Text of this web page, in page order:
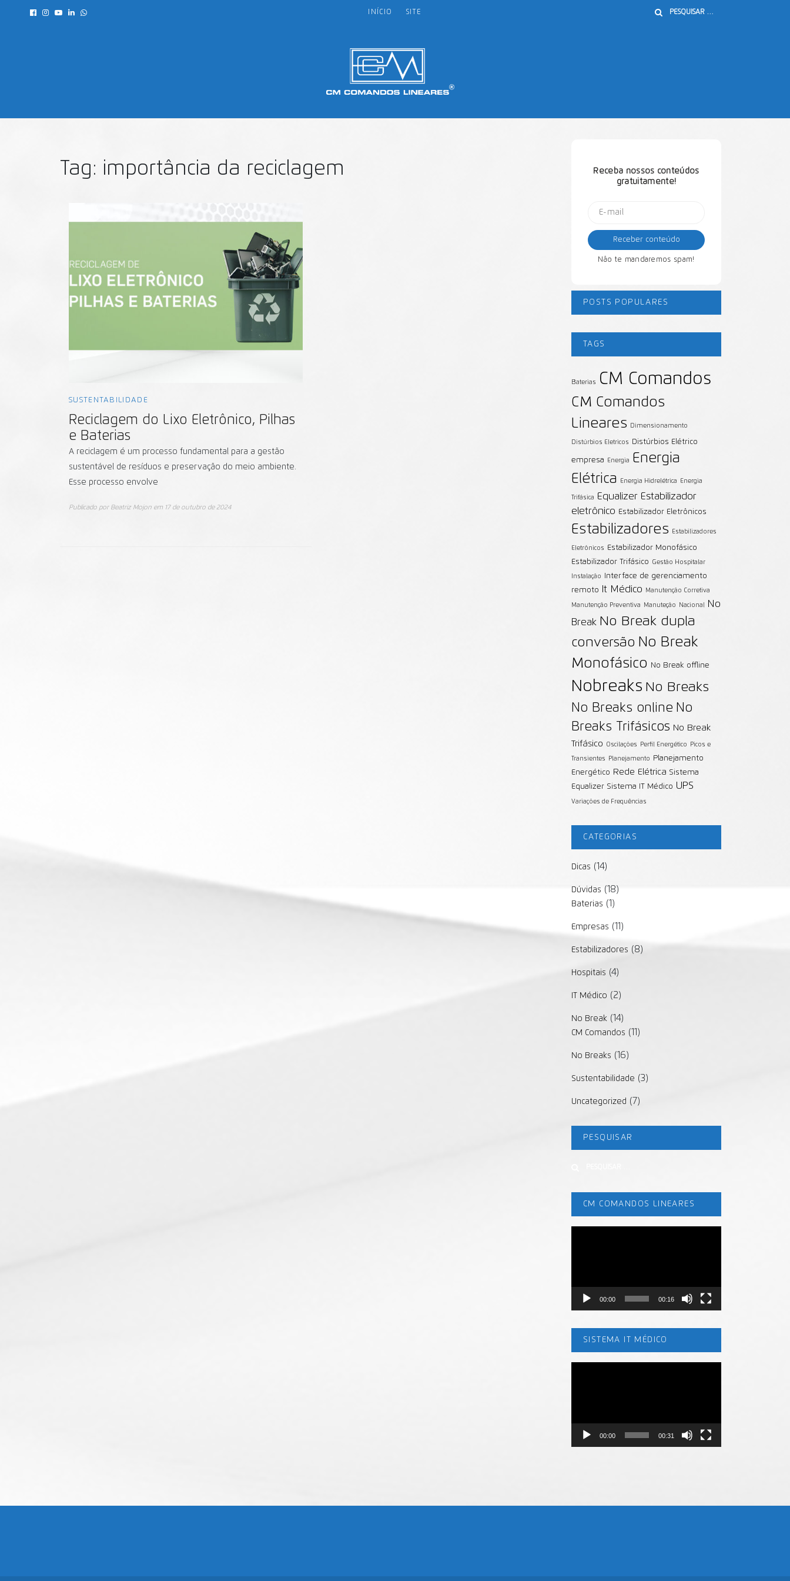
INÍCIO SITE Buscar
Tag: importância da reciclagem
SUSTENTABILIDADE
Reciclagem do Lixo Eletrônico, Pilhas
e Baterias
A reciclagem é um processo fundamental para a gestão
sustentável de resíduos e preservação do meio ambiente.
Esse processo envolve
Publicado por Beatriz Mojon em 17 de outubro de 2024
Receba nossos conteúdos
gratuitamente!
Não te mandaremos spam!
POSTS POPULARES
TAGS
Baterias CM Comandos
CM Comandos
Lineares
Dimensionamento
Distúrbios Eletricos Distúrbios Elétrico
empresa Energia
Energia
Elétrica
Energia Hidrelétrica Energia
Trifásica Equalizer Estabilizador
eletrônico Estabilizador Eletrônicos
Estabilizadores Estabilizadores
Eletrônicos
Estabilizador Monofásico
Estabilizador Trifásico
Gestão Hospitalar
Instalação
Interface de gerenciamento
remoto
It Médico Manutenção Corretiva
Manutenção Preventiva Manuteção Nacional
No
Break No Break dupla
conversão No Break
Monofásico
No Break offline
Nobreaks No Breaks
No Breaks online No
Breaks Trifásicos No Break
Trifásico
Oscilações Perfil Energético Picos e
Transientes Planejamento
Planejamento
Energético Rede Elétrica Sistema
Equalizer Sistema IT Médico UPS
Variações de Frequências
CATEGORIAS
Dicas (14)
Dúvidas (18)
Baterias (1)
Empresas (11)
Estabilizadores (8)
Hospitais (4)
IT Médico (2)
No Break (14)
CM Comandos (11)
No Breaks (16)
Sustentabilidade (3)
Uncategorized (7)
PESQUISAR
CM COMANDOS LINEARES
00:00 00:16
SISTEMA IT MÉDICO
00:00 00:31